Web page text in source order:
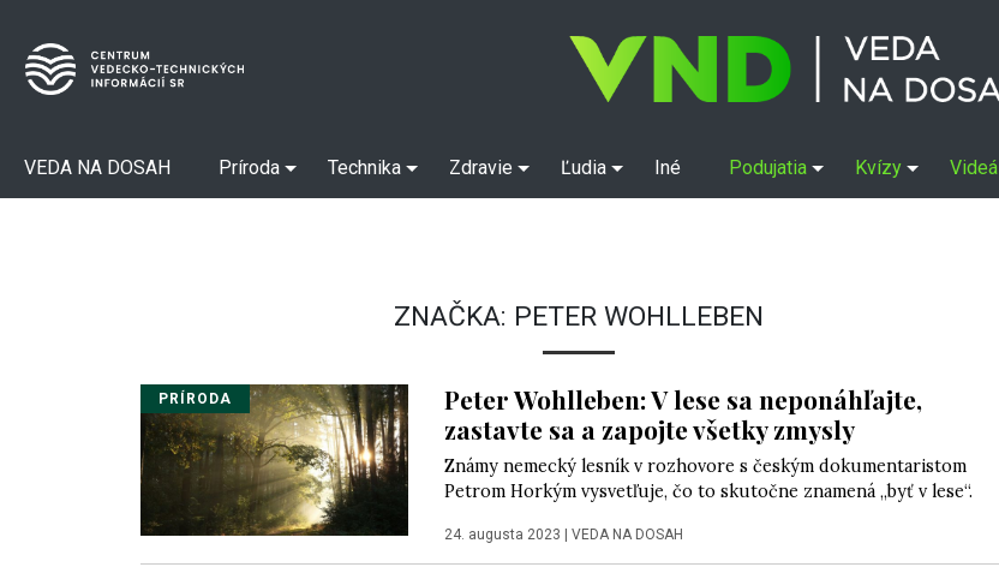
VEDA NA DOSAH Príroda Technika Zdravie Ľudia Iné Podujatia Kvízy Videá
ZNAČKA: PETER WOHLLEBEN
PRÍRODA
Peter Wohlleben: V lese sa neponáhľajte,
zastavte sa a zapojte všetky zmysly
Známy nemecký lesník v rozhovore s českým dokumentaristom
Petrom Horkým vysvetľuje, čo to skutočne znamená „byť v lese“.
24. augusta 2023 VEDA NA DOSAH